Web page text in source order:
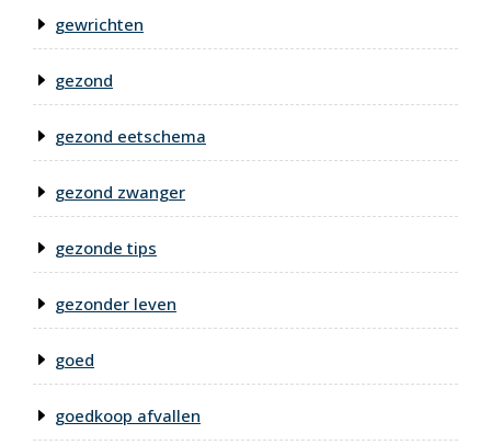
gewrichten
gezond
gezond eetschema
gezond zwanger
gezonde tips
gezonder leven
goed
goedkoop afvallen